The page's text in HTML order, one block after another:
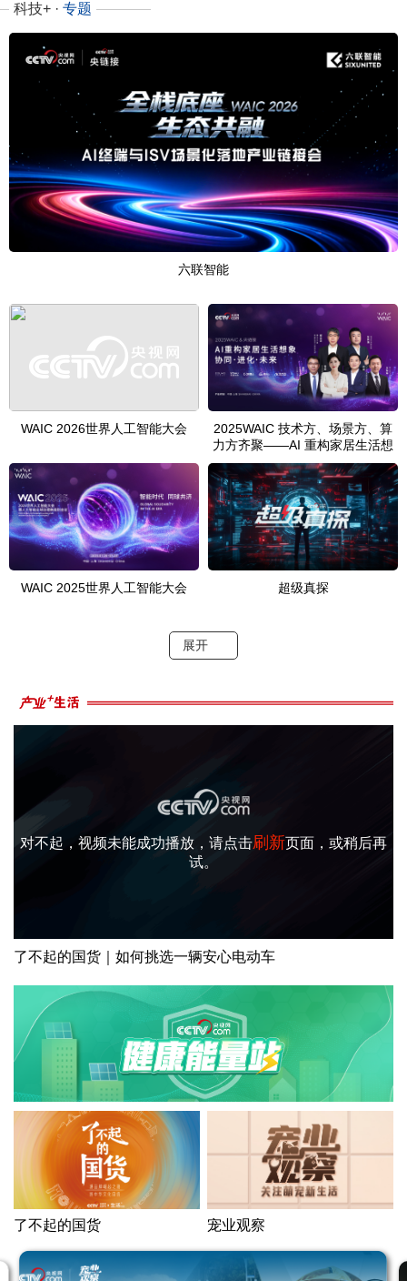
科技+ · 专题
六联智能
央链接｜全栈底座，生态共融
WAIC 2026世界人工智能大会
2025WAIC 技术方、场景方、算
力方齐聚——AI 重构家居生活想
象：协同、进化与未来
WAIC 2025世界人工智能大会 超级真探
展开
对不起，视频未能成功播放，请点击刷新页面，或稍后再
试。
了不起的国货｜如何挑选一辆安心电动车
健康能量站
了不起的国货 宠业观察